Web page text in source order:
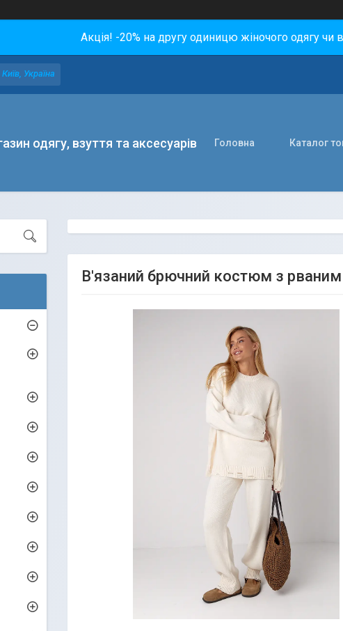
Акція! -20% на другу одиницю жіночого одягу чи
Україна
одягу, взуття та аксесуарів Головна Каталог
В'язаний брючний костюм з